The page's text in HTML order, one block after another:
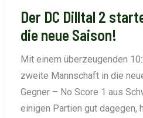
Der DC Dilltal 2
die neue Saison!
Mit einem überzeugenden
zweite Mannschaft in die
Gegner – No Score 1 aus
einigen Partien gut dagegen,